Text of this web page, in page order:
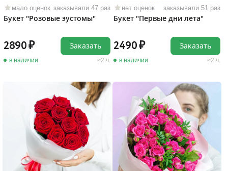
мало оценок заказывали 47 раз
Букет "Розовые эустомы"
2890
в наличии 2 ч.
Заказать
нет оценок заказывали 51 раз
Букет "Первые дни лета"
2490
в наличии 2 ч.
Заказать